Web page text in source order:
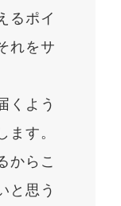
るポイ
れをサ
くよう
す。
からこ
と思う